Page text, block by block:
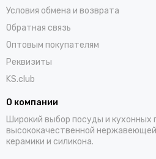
Условия обмена и возврата
Обратная связь
Оптовым покупателям
Реквизиты
KS.club
О компании
Широкий выбор посуды и кухонных
высококачественной
керамики и силикона.